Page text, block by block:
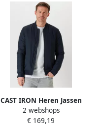
CAST IRON Heren Jassen
Bomber Jacket Throttle
Barker Blauw
2 webshops
€ 169,19